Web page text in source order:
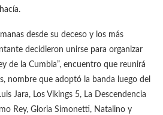
desde su deceso y los más
decidieron unirse para organizar
de la Cumbia”, encuentro que reunirá
nombre que adoptó la banda luego del
Jara, Los Vikings 5, La Descendencia
Rey, Gloria Simonetti, Natalino y